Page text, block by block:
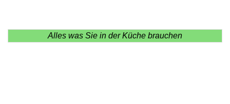
Alles was Sie in der Küche brauchen